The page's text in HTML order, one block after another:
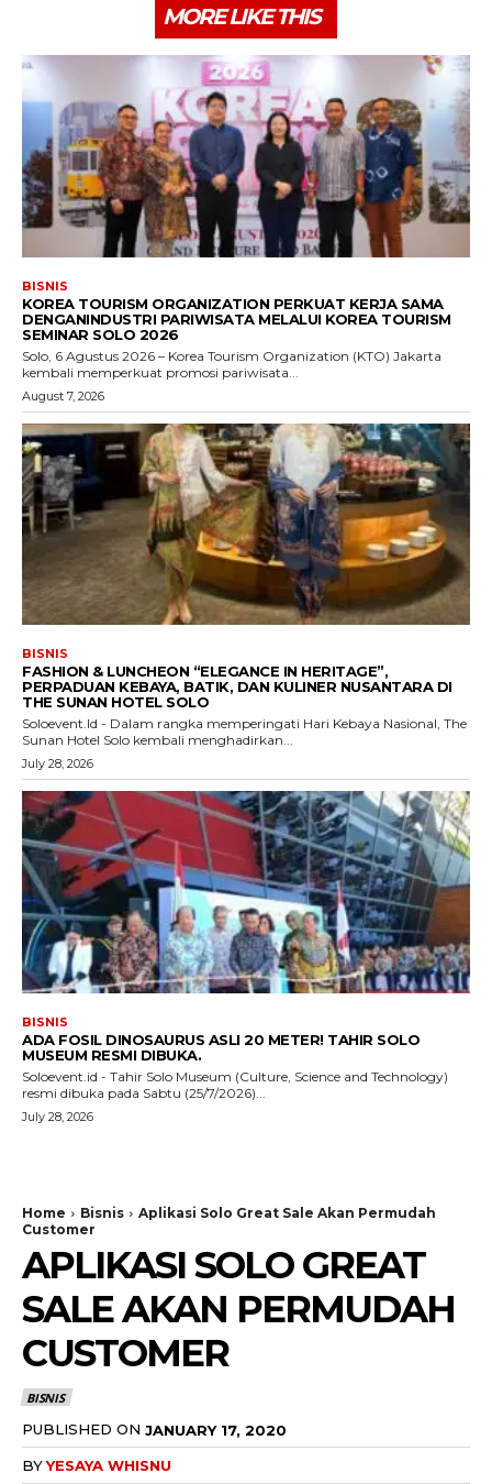
MORE LIKE THIS
BISNIS
KOREA TOURISM ORGANIZATION PERKUAT KERJA SAMA
DENGANINDUSTRI PARIWISATA MELALUI KOREA TOURISM
SEMINAR SOLO 2026
Solo, 6 Agustus 2026 – Korea Tourism Organization (KTO) Jakarta
kembali memperkuat promosi pariwisata...
August 7, 2026
BISNIS
FASHION & LUNCHEON “ELEGANCE IN HERITAGE”,
PERPADUAN KEBAYA, BATIK, DAN KULINER NUSANTARA DI
THE SUNAN HOTEL SOLO
Soloevent.Id - Dalam rangka memperingati Hari Kebaya Nasional, The
Sunan Hotel Solo kembali menghadirkan...
July 28, 2026
BISNIS
ADA FOSIL DINOSAURUS ASLI 20 METER! TAHIR SOLO
MUSEUM RESMI DIBUKA.
Soloevent.id - Tahir Solo Museum (Culture, Science and Technology)
resmi dibuka pada Sabtu (25/7/2026)...
July 28, 2026